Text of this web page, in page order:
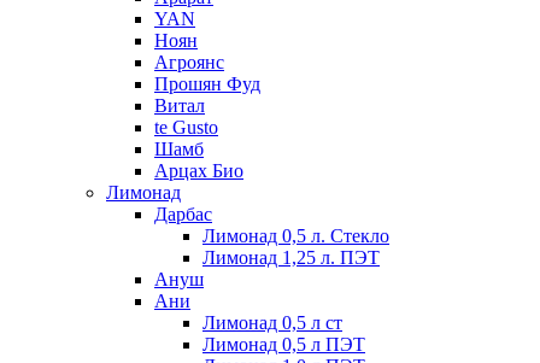
YAN
Ноян
Агроянс
Прошян Фуд
Витал
te Gusto
Шамб
Арцах Био
Лимонад
Дарбас
Лимонад 0,5 л. Стекло
Лимонад 1,25 л. ПЭТ
Ануш
Ани
Лимонад 0,5 л ст
Лимонад 0,5 л ПЭТ